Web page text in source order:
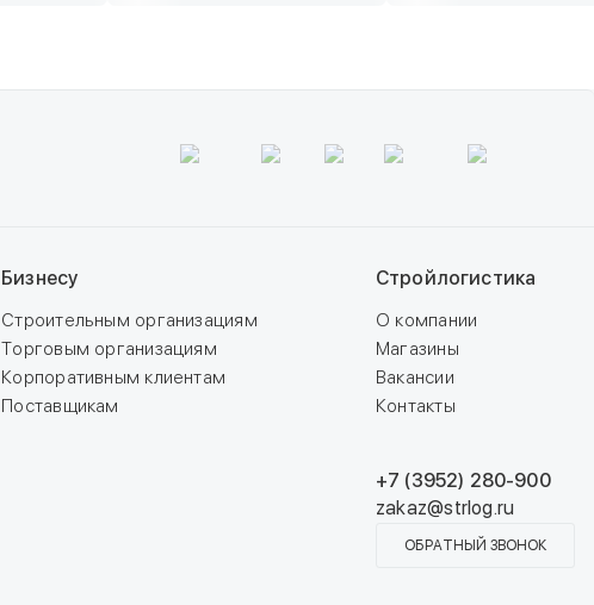
Бизнесу
Строительным организациям
Торговым организациям
Корпоративным клиентам
Поставщикам
Стройлогистика
О компании
Магазины
Вакансии
Контакты
+7 (3952) 280-900
zakaz@strlog.ru
ОБРАТНЫЙ ЗВОНОК